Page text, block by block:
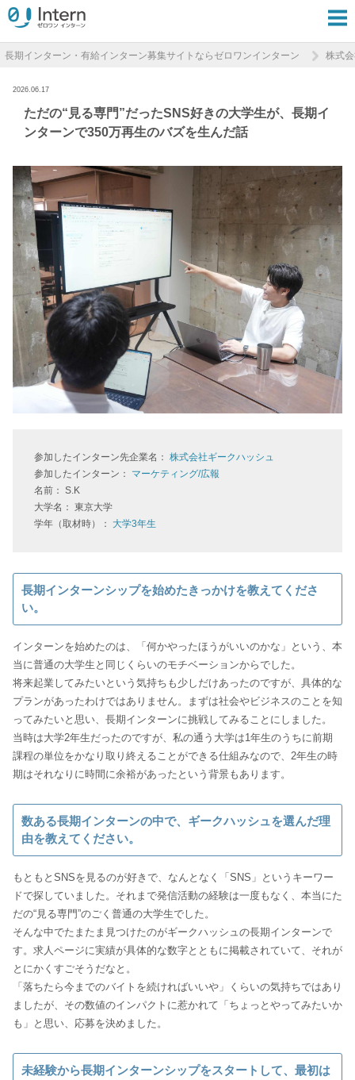
長期インターン・有給インターン募集サイトならゼロワンインターン 株式
2026.06.17
ただの“見る専門”だったSNS好きの大学生が、長期イ
ンターンで350万再生のバズを生んだ話
参加したインターン先企業名： 株式会社ギークハッシュ
参加したインターン： マーケティング/広報
名前： S.K
大学名： 東京大学
学年（取材時）： 大学3年生
長期インターンシップを始めたきっかけを教えてくださ
い。
インターンを始めたのは、「何かやったほうがいいのかな」という、本
当に普通の大学生と同じくらいのモチベーションからでした。
将来起業してみたいという気持ちも少しだけあったのですが、具体的な
プランがあったわけではありません。まずは社会やビジネスのことを知
ってみたいと思い、長期インターンに挑戦してみることにしました。
当時は大学2年生だったのですが、私の通う大学は1年生のうちに前期
課程の単位をかなり取り終えることができる仕組みなので、2年生の時
期はそれなりに時間に余裕があったという背景もあります。
数ある長期インターンの中で、ギークハッシュを選んだ理
由を教えてください。
もともとSNSを見るのが好きで、なんとなく「SNS」というキーワー
ドで探していました。それまで発信活動の経験は一度もなく、本当にた
だの“見る専門”のごく普通の大学生でした。
そんな中でたまたま見つけたのがギークハッシュの長期インターンで
す。求人ページに実績が具体的な数字とともに掲載されていて、それが
とにかくすごそうだなと。
「落ちたら今までのバイトを続ければいいや」くらいの気持ちではあり
ましたが、その数値のインパクトに惹かれて「ちょっとやってみたいか
も」と思い、応募を決めました。
未経験から長期インターンシップをスタートして、最初は